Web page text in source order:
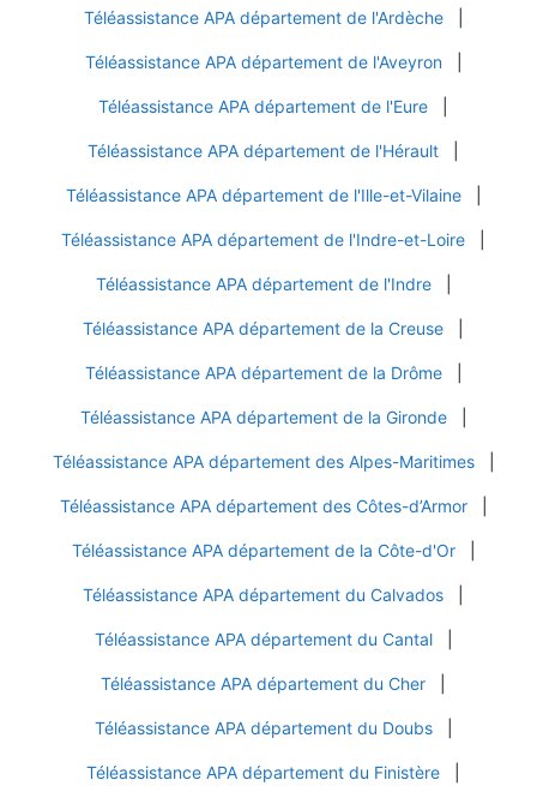
Téléassistance APA département de l'Ardèche
Téléassistance APA département de l'Aveyron
Téléassistance APA département de l'Eure
Téléassistance APA département de l'Hérault
Téléassistance APA département de l'Ille-et-Vilaine
Téléassistance APA département de l'Indre-et-Loire
Téléassistance APA département de l'Indre
Téléassistance APA département de la Creuse
Téléassistance APA département de la Drôme
Téléassistance APA département de la Gironde
Téléassistance APA département des Alpes-Maritimes
Téléassistance APA département des Côtes-d’Armor
Téléassistance APA département de la Côte-d'Or
Téléassistance APA département du Calvados
Téléassistance APA département du Cantal
Téléassistance APA département du Cher
Téléassistance APA département du Doubs
Téléassistance APA département du Finistère